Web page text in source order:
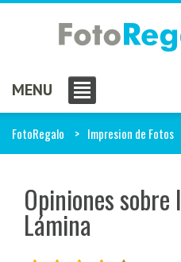
MENU
FotoRegalo Impresion de Fotos
Opiniones
Lámina